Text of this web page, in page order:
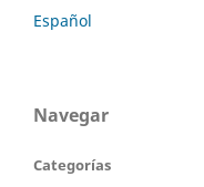
Español
Navegar
Categorías